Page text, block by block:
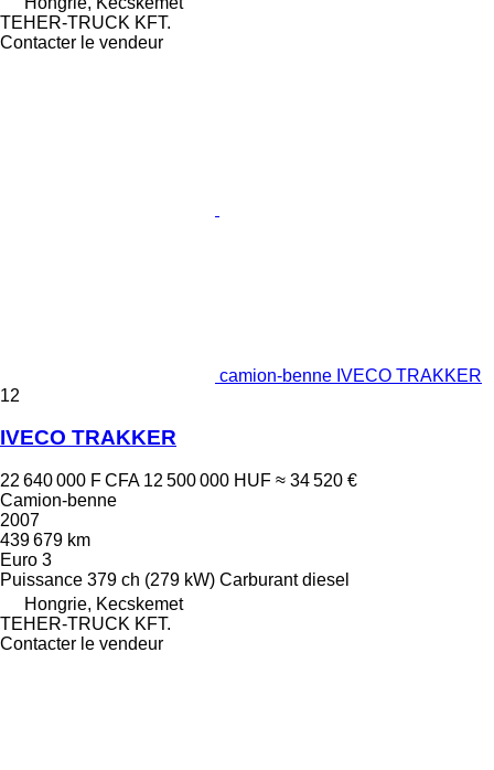
TEHER-TRUCK KFT.
Contacter le vendeur
camion-benne IVECO TRAKKER
12
IVECO TRAKKER
22 640 000 F CFA 12 500 000 HUF ≈ 34 520 €
Camion-benne
2007
439 679 km
Euro 3
Puissance 379 ch (279 kW) Carburant diesel
Hongrie, Kecskemet
TEHER-TRUCK KFT.
Contacter le vendeur